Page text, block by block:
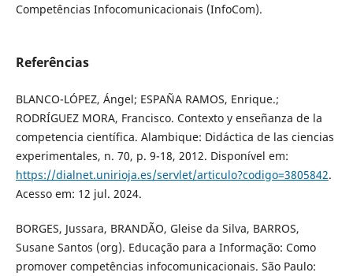
Competências Infocomunicacionais (InfoCom).
Referências
BLANCO-LÓPEZ, Ángel; ESPAÑA RAMOS, Enrique.;
RODRÍGUEZ MORA, Francisco. Contexto y enseñanza de la
competencia científica. Alambique: Didáctica de las ciencias
experimentales, n. 70, p. 9-18, 2012. Disponível em:
https://dialnet.unirioja.es/servlet/articulo?codigo=3805842.
Acesso em: 12 jul. 2024.
BORGES, Jussara, BRANDÃO, Gleise da Silva, BARROS,
Susane Santos (org). Educação para a Informação: Como
promover competências infocomunicacionais. São Paulo: